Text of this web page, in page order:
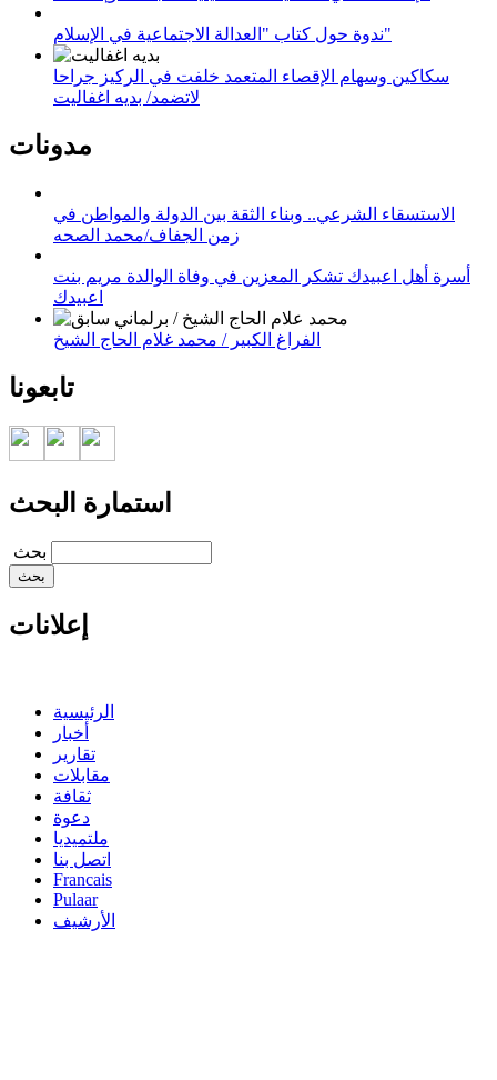
ندوة حول كتاب "العدالة الاجتماعية في الإسلام"
سكاكين وسهام الإقصاء المتعمد خلفت في الركيز جراحا
لاتضمد/ بديه اغفاليت
مدونات
الاستسقاء الشرعي.. وبناء الثقة بين الدولة والمواطن في
زمن الجفاف/محمد الصحه
أسرة أهل اعبيدك تشكر المعزين في وفاة الوالدة مريم بنت
اعبيدك
الفراغ الكبير / محمد غلام الحاج الشيخ
تابعونا
استمارة البحث
‏بحث ‏
إعلانات
الرئيسية
أخبار
تقارير
مقابلات
ثقافة
دعوة
ملتميديا
اتصل بنا
Francais
Pulaar
الأرشيف